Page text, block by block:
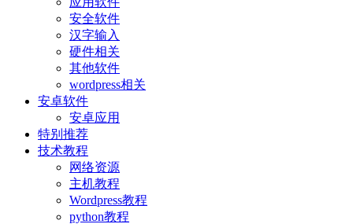
安全软件
汉字输入
硬件相关
其他软件
wordpress相关
安卓软件
安卓应用
特别推荐
技术教程
网络资源
主机教程
Wordpress教程
python教程